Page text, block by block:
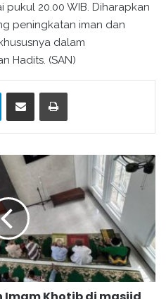
20.00 WIB. Diharapkan
peningkatan iman dan
dalam
Hadits. (SAN)
Telegram